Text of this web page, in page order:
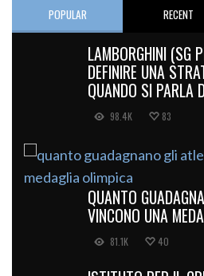
POPULAR RECENT
LAMBORGHINI (SG
DEFINIRE UNA
QUANDO SI PARLA
98.4K 83
QUANTO
VINCONO UNA
81.1K 40